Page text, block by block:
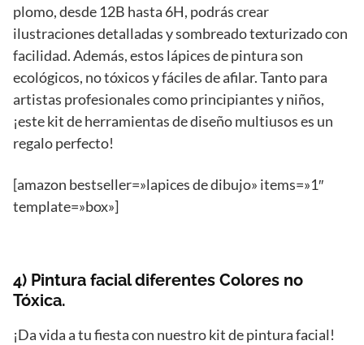
plomo, desde 12B hasta 6H, podrás crear
ilustraciones detalladas y sombreado texturizado con
facilidad. Además, estos lápices de pintura son
ecológicos, no tóxicos y fáciles de afilar. Tanto para
artistas profesionales como principiantes y niños,
¡este kit de herramientas de diseño multiusos es un
regalo perfecto!
[amazon bestseller=»lapices de dibujo» items=»1″
template=»box»]
4) Pintura facial diferentes Colores no
Tóxica.
¡Da vida a tu fiesta con nuestro kit de pintura facial!